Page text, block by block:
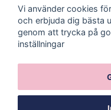
email
Mejladress
Vi använder cookies
och erbjuda dig bästa
genom att trycka på
inställningar